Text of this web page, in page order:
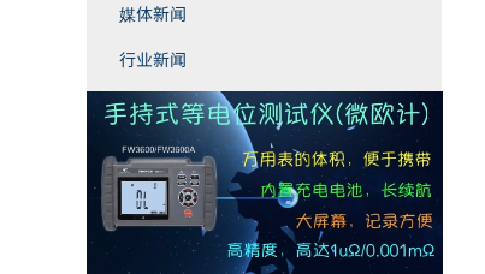
媒体新闻
行业新闻
双击此处添加文字